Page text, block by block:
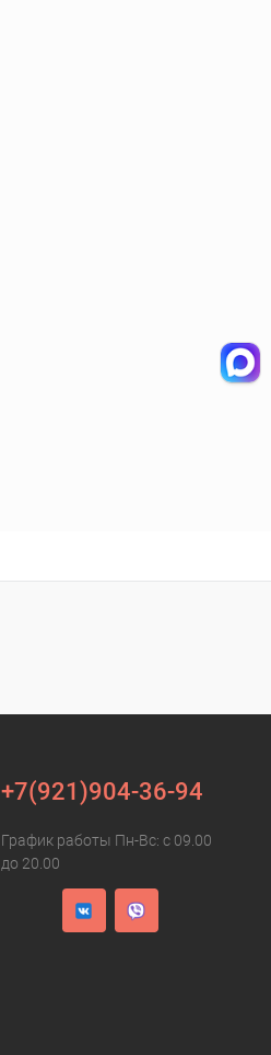
+7(921)904-36-94
График работы Пн-Вс: с 09.00
до 20.00